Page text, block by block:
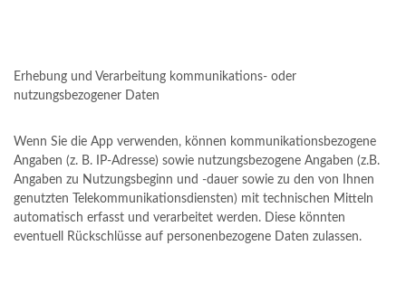
Erhebung und Verarbeitung kommunikations- oder
nutzungsbezogener Daten
Wenn Sie die App verwenden, können kommunikationsbezogene
Angaben (z. B. IP-Adresse) sowie nutzungsbezogene Angaben (z.B.
Angaben zu Nutzungsbeginn und -dauer sowie zu den von Ihnen
genutzten Telekommunikationsdiensten) mit technischen Mitteln
automatisch erfasst und verarbeitet werden. Diese könnten
eventuell Rückschlüsse auf personenbezogene Daten zulassen.